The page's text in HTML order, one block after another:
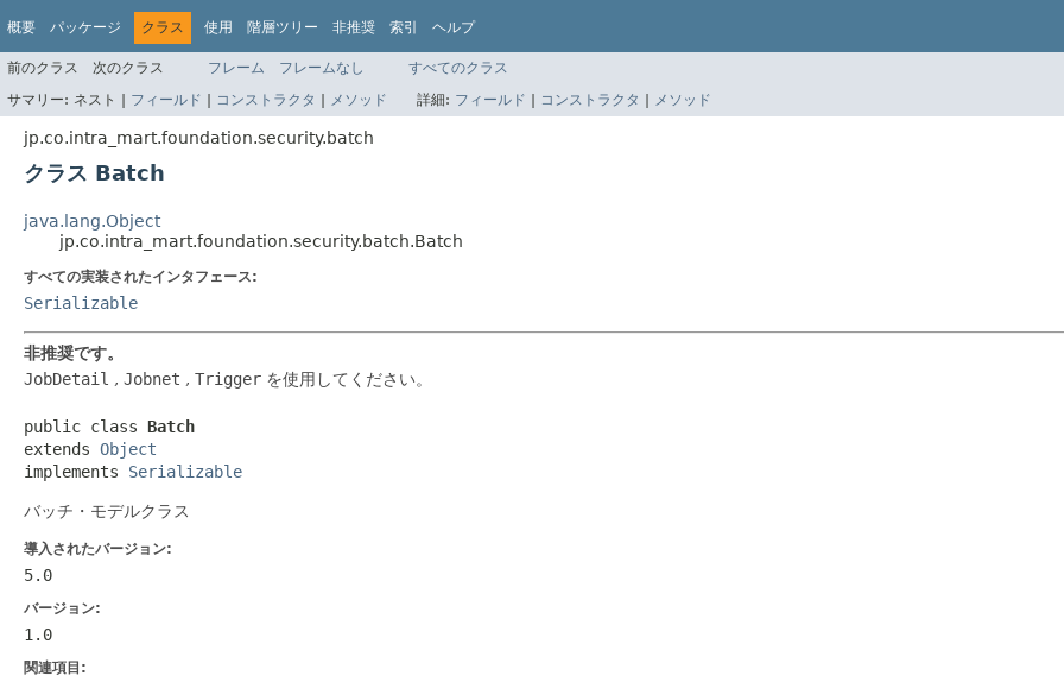
概要 パッケージ クラス 使用 階層ツリー 非推奨 索引 ヘルプ
前のクラス 次のクラス フレーム フレームなし
すべてのクラス
サマリー: ネスト | フィールド | コンストラクタ | メソッド 詳細: フィールド | コンストラクタ | メソッド
jp.co.intra_mart.foundation.security.batch
クラス Batch
java.lang.Object
jp.co.intra_mart.foundation.security.batch.Batch
すべての実装されたインタフェース:
Serializable
非推奨です。
JobDetail , Jobnet , Trigger を使用してください。
public class Batch
extends Object
implements Serializable
バッチ・モデルクラス
導入されたバージョン:
5.0
バージョン:
1.0
関連項目: